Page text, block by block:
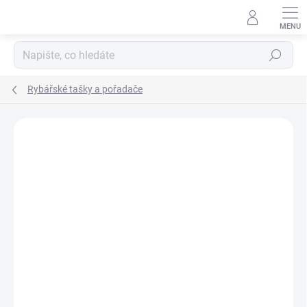
Hledat
Rybářské tašky a pořadače